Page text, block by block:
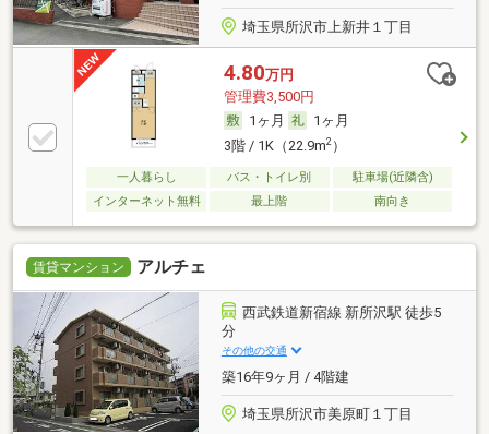
埼玉県所沢市上新井１丁目
4.80万円
管理費3,500円
1ヶ月
1ヶ月
3階 / 1K（22.9m2）
一人暮らし バス・トイレ別
駐車場(近隣含)
インターネット無料
最上階 南向き
賃貸マンション アルチェ
西武鉄道新宿線 新所沢駅 徒歩5
分
その他の交通
築16年9ヶ月 / 4階建
埼玉県所沢市美原町１丁目